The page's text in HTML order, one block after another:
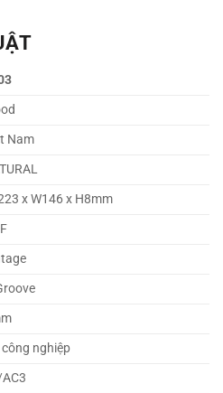
Nam
x W146 x H8mm
công nghiệp